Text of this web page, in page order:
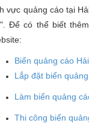
vực quảng cáo tại
Để có thể biết
Biển quảng cáo
Lắp đặt biển
Làm biển quảng
Thi công biển